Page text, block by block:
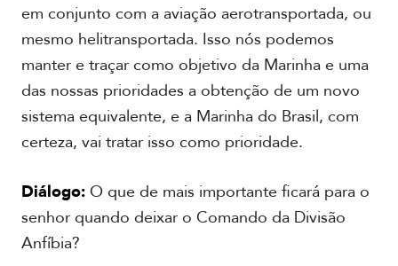
em conjunto com a aviação aerotransportada, ou
mesmo helitransportada. Isso nós podemos
manter e traçar como objetivo da Marinha e uma
das nossas prioridades a obtenção de um novo
sistema equivalente, e a Marinha do Brasil, com
certeza, vai tratar isso como prioridade.
Diálogo:O que de mais importante ficará para o
senhor quando deixar o Comando da Divisão
Anfíbia?